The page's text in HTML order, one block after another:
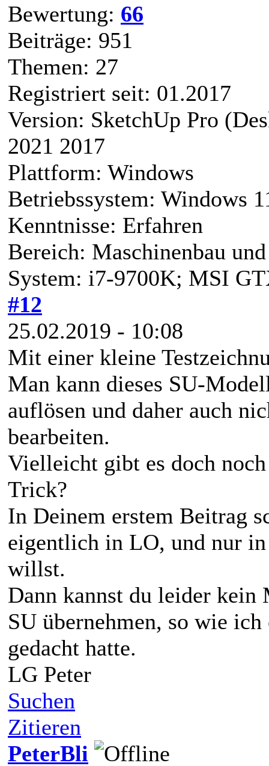
Bewertung: 66
Beiträge: 951
Themen: 27
Registriert seit: 01.2017
Version: SketchUp Pro
2021 2017
Plattform: Windows
Betriebssystem: Windows
Kenntnisse: Erfahren
Bereich: Maschinenbau
System: i7-9700K; MSI
#12
25.02.2019 - 10:08
Mit einer kleine
Man kann dieses SU-
auflösen und daher auch
bearbeiten.
Vielleicht gibt es doch
Trick?
In Deinem erstem Beitrag
eigentlich in LO, und nur
willst.
Dann kannst du leider kein
SU übernehmen, so wie
gedacht hatte.
LG Peter
Suchen
Zitieren
PeterBli